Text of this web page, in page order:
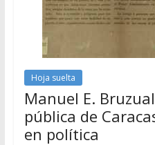
Hoja suelta
Manuel E.
pública de
en política